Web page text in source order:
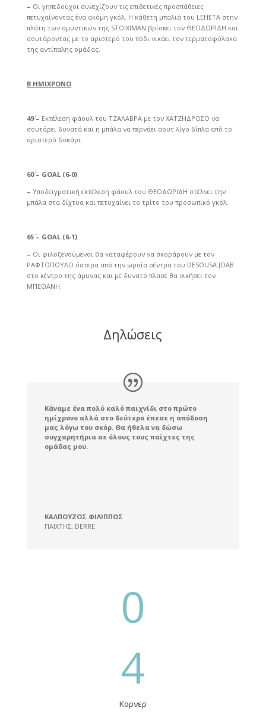
– Οι γηπεδούχοι συνεχίζουν τις επιθετικές προσπάθειες
πετυχαίνοντας ένα ακόμη γκόλ. Η κάθετη μπαλιά του LEHETA στην
πλάτη των αμυντικών της STOIXIMAN βρίσκει τον ΘΕΟΔΩΡΙΔΗ και
σουτάροντας με το αριστερό του πόδι νικάει τον τερματοφύλακα
της αντίπαλης ομάδας.
Β ΗΜΙΧΡΟΝΟ
49΄ – Εκτέλεση φάουλ του ΤΖΑΛΑΒΡΑ με τον ΧΑΤΖΗΔΡΟΣΟ να
σουτάρει δυνατά και η μπάλα να περνάει αουτ λίγο δίπλα από το
αριστερό δοκάρι.
60΄ – GOAL (6-0)
– Υποδειγματική εκτέλεση φάουλ του ΘΕΟΔΩΡΙΔΗ στέλνει την
μπάλα στα δίχτυα και πετυχαίνει το τρίτο του προσωπικό γκόλ.
65΄ – GOAL (6-1)
– Οι φιλοξενούμενοι θα καταφέρουν να σκοράρουν με τον
ΡΑΦΤΟΠΟΥΛΟ ύστερα από την ωραία σέντρα του DESOUSA JOAB
στο κέντρο της άμυνας και με δυνατό πλασέ θα νικήσει τον
ΜΠΕΘΑΝΗ.
Δηλώσεις
Κάναμε ένα πολύ καλό παιχνίδι στο πρώτο
ημίχρονο αλλά στο δεύτερο έπεσε η απόδοση
μας λόγω του σκόρ. Θα ήθελα να δώσω
συγχαρητήρια σε όλους τους παίχτες της
ομάδας μου.
ΚΑΛΠΟΥΖΟΣ ΦΙΛΙΠΠΟΣ
ΠΑΙΧΤΗΣ, DERRE
0
4
Κορνερ